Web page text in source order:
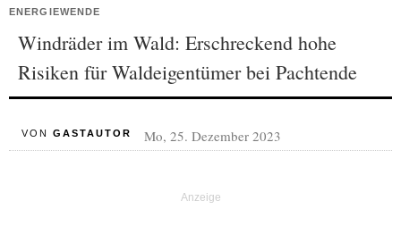
ENERGIEWENDE
Windräder im Wald: Erschreckend hohe
Risiken für Waldeigentümer bei Pachtende
VON GASTAUTOR Mo, 25. Dezember 2023